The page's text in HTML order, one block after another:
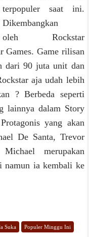
terpopuler saat ini.
Dikembangkan
oleh Rockstar
Games. Game rilisan
dari 90 juta unit dan
aja udah lebih
? Berbeda seperti
lainnya dalam Story
yang akan
De Santa, Trevor
merupakan
namun ia kembali ke
Suka Populer Minggu Ini